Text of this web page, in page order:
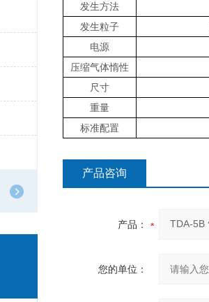
发生方法
发生粒子
电源
压缩气体惰性
尺寸
重量
标准配置
产品咨询
产品：
您的单位：